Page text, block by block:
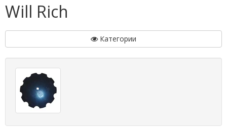
Will Rich
Категории